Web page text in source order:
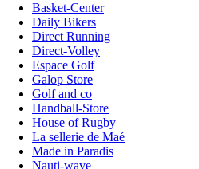
Basket-Center
Daily Bikers
Direct Running
Direct-Volley
Espace Golf
Galop Store
Golf and co
Handball-Store
House of Rugby
La sellerie de Maé
Made in Paradis
Nauti-wave